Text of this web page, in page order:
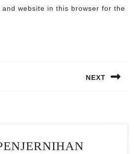
website in this browser for the
NEXT